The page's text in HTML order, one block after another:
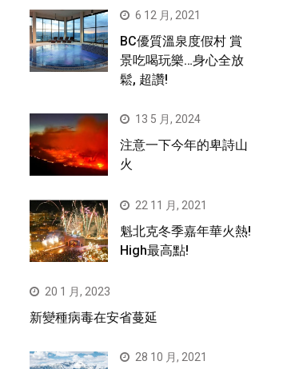
6 12 月, 2021
BC優質溫泉度假村 賞
景吃喝玩樂…身心全放
鬆, 超讚!
13 5 月, 2024
注意一下今年的卑詩山
火
22 11 月, 2021
魁北克冬季嘉年華火熱!
High最高點!
20 1 月, 2023
新變種病毒在安省蔓延
28 10 月, 2021